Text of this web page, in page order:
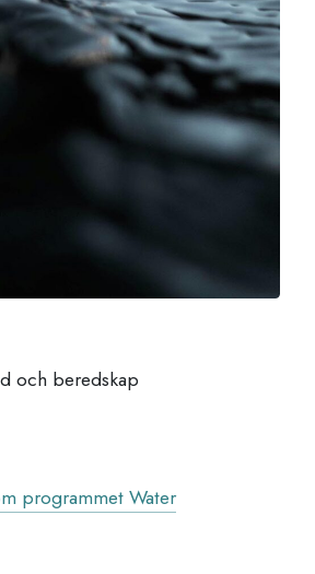
och beredskap
programmet Water